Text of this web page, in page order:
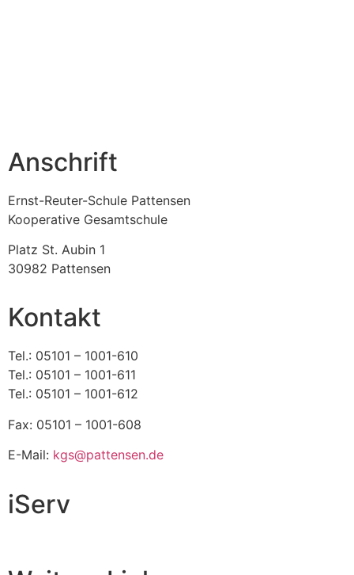
Anschrift
Ernst-Reuter-Schule Pattensen
Kooperative Gesamtschule
Platz St. Aubin 1
30982 Pattensen
Kontakt
Tel.: 05101 – 1001-610
Tel.: 05101 – 1001-611
Tel.: 05101 – 1001-612
Fax: 05101 – 1001-608
E-Mail: kgs@pattensen.de
iServ